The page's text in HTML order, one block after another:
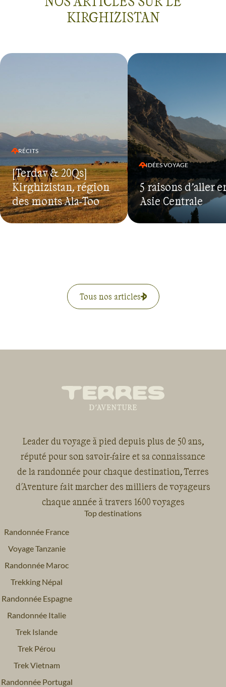
KIRGHIZISTAN
RÉCITS
[Terdav & 20Qs]
Kirghizistan, région
des monts Ala-Too
IDÉES VOYAGE
5 raisons d’aller
Asie Centrale
Tous nos articles
Leader du voyage à pied depuis plus de 50 ans,
réputé pour son savoir-faire et sa connaissance
de la randonnée pour chaque destination, Terres
d'Aventure fait marcher des milliers de voyageurs
chaque année à travers 1600 voyages
Top destinations
Randonnée France
Voyage Tanzanie
Randonnée Maroc
Trekking Népal
Randonnée Espagne
Randonnée Italie
Trek Islande
Trek Pérou
Trek Vietnam
Randonnée Portugal